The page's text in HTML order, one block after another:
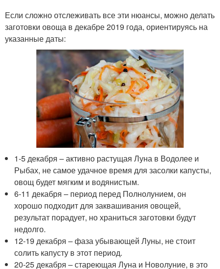
Если сложно отслеживать все эти нюансы, можно делать
заготовки овоща в декабре 2019 года, ориентируясь на
указанные даты:
1-5 декабря – активно растущая Луна в Водолее и
Рыбах, не самое удачное время для засолки капусты,
овощ будет мягким и водянистым.
6-11 декабря – период перед Полнолунием, он
хорошо подходит для заквашивания овощей,
результат порадует, но храниться заготовки будут
недолго.
12-19 декабря – фаза убывающей Луны, не стоит
солить капусту в этот период.
20-25 декабря – стареющая Луна и Новолуние, в это